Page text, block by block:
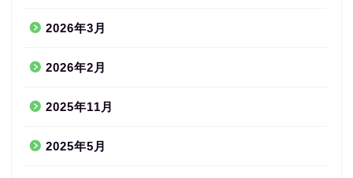
2026年3月
2026年2月
2025年11月
2025年5月